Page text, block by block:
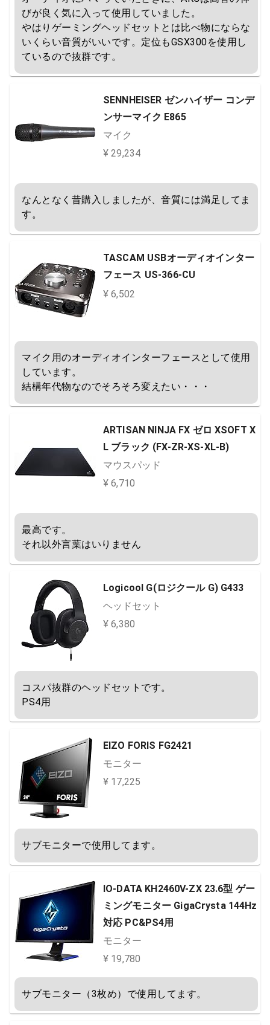
びが良く気に入って使用していました。
やはりゲーミングヘッドセットとは比べ物にならな
いくらい音質がいいです。定位もGSX300を使用し
ているので抜群です。
SENNHEISER ゼンハイザー コンデ
ンサーマイク E865
マイク
¥ 29,234
なんとなく昔購入しましたが、音質には満足してま
す。
TASCAM USBオーディオインター
フェース US-366-CU
¥ 6,502
マイク用のオーディオインターフェースとして使用
しています。
結構年代物なのでそろそろ変えたい・・・
ARTISAN NINJA FX ゼロ XSOFT X
L ブラック (FX-ZR-XS-XL-B)
マウスパッド
¥ 6,710
最高です。
それ以外言葉はいりません
Logicool G(ロジクール G) G433
ヘッドセット
¥ 6,380
コスパ抜群のヘッドセットです。
PS4用
EIZO FORIS FG2421
モニター
¥ 17,225
サブモニターで使用してます。
IO-DATA KH2460V-ZX 23.6型 ゲー
ミングモニター GigaCrysta 144Hz
対応 PC&PS4用
モニター
¥ 19,780
サブモニター（3枚め）で使用してます。